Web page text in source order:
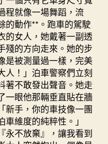
程就像一場舞蹈，流
的動作**。跑車的駕駛
的女人，她戴著一副透
殘的方向走來。她的步
是被測量過一樣，完美
人！」泊車警察們立刻
著不敢發出聲音。她走
一眼他那輛垂直貼在牆
新手，你的車技像一團
維度的純粹性。」
永不放棄』，讓我看到